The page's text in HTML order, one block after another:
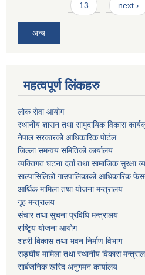
13 next ›
अन्य
महत्वपूर्ण लिंकहरु
लोक सेवा आयोग
स्थानीय शासन तथा सामुदायिक विकास
नेपाल सरकारको आधिकारिक पोर्टल
जिल्ला समन्वय समितिको कार्यालय
व्यक्तिगत घटना दर्ता तथा सामाजिक सुरक्षा
साल्पासिलिछो गाउपालिकाको आधिकारिक
आर्थिक मामिला तथा योजना मन्त्रालय
गृह मन्त्रालय
संचार तथा सुचना प्रविधि मन्त्रालय
राष्टि्ृय योजना आयोग
शहरी बिकास तथा भवन निर्माण विभाग
सङ्घीय मामिला तथा स्थानीय विकास
सार्बजनिक खरिद अनुगमन कार्यालय